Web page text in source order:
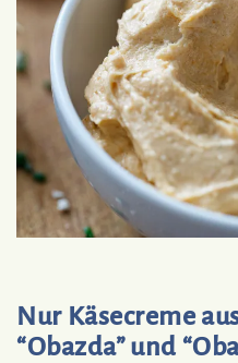
Nur Käsecreme
“Obazda” und